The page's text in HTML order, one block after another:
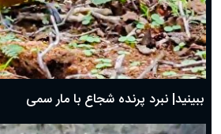
ببینید| نبرد پرنده شجاع با مار سمی